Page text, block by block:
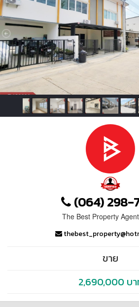
(064) 298-
The Best Property
ขาย
2,690,000 บ